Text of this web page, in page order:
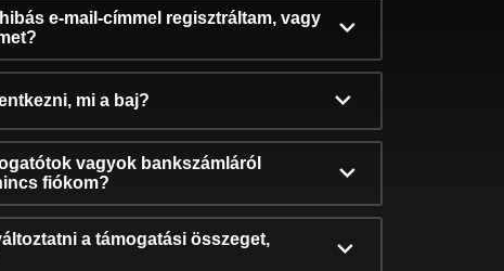
e-mail-címmel regisztráltam, vagy
mi a baj?
vagyok bankszámláról
fiókom?
a támogatási összeget,